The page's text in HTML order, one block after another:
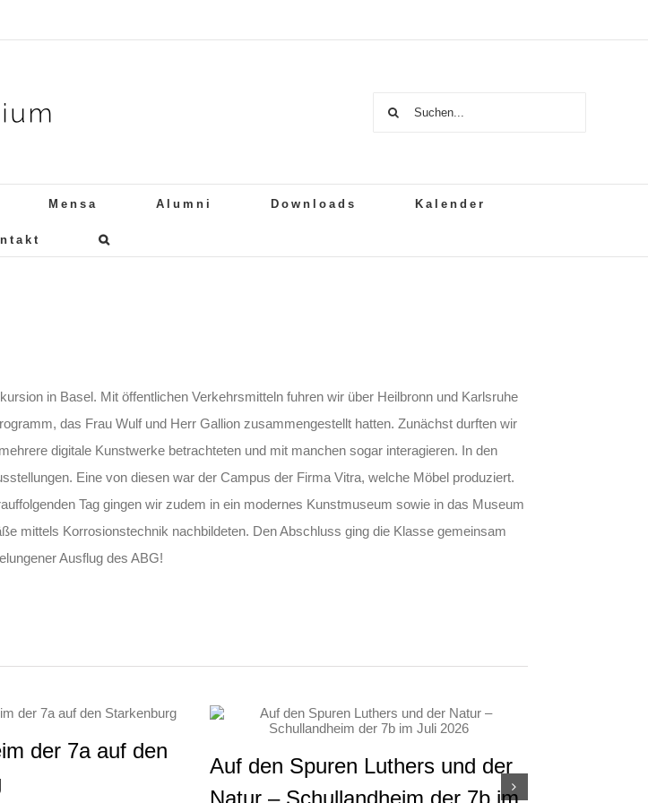
Suche
Mensa Alumni Downloads Kalender
in Basel. Mit öffentlichen Verkehrsmitteln fuhren wir über Heilbronn und Karlsruhe
das Frau Wulf und Herr Gallion zusammengestellt hatten. Zunächst durften wir
digitale Kunstwerke betrachteten und mit manchen sogar interagieren. In den
Eine von diesen war der Campus der Firma Vitra, welche Möbel produziert.
Tag gingen wir zudem in ein modernes Kunstmuseum sowie in das Museum
mittels Korrosionstechnik nachbildeten. Den Abschluss ging die Klasse gemeinsam
Ausflug des ABG!
der 7a auf den
Auf den Spuren Luthers und der